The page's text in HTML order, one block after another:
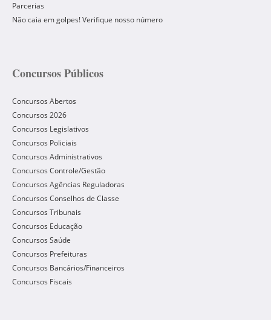
Parcerias
Não caia em golpes! Verifique nosso número
Concursos Públicos
Concursos Abertos
Concursos 2026
Concursos Legislativos
Concursos Policiais
Concursos Administrativos
Concursos Controle/Gestão
Concursos Agências Reguladoras
Concursos Conselhos de Classe
Concursos Tribunais
Concursos Educação
Concursos Saúde
Concursos Prefeituras
Concursos Bancários/Financeiros
Concursos Fiscais